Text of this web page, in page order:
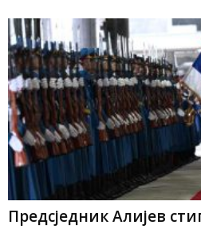
Предсједник Алијев